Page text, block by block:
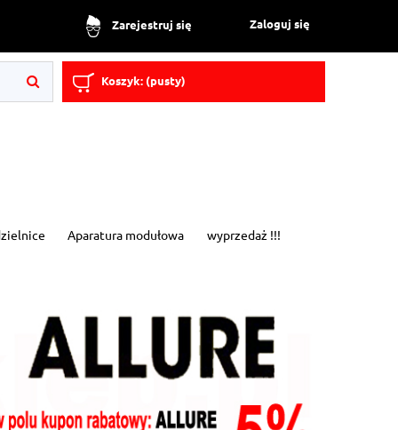
Zarejestruj się Zaloguj się
Koszyk: (pusty)
Aparatura modułowa wyprzedaż !!!